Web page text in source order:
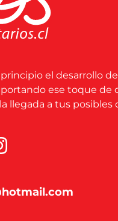
el desarrollo
ese toque de
llegada a tus posibles